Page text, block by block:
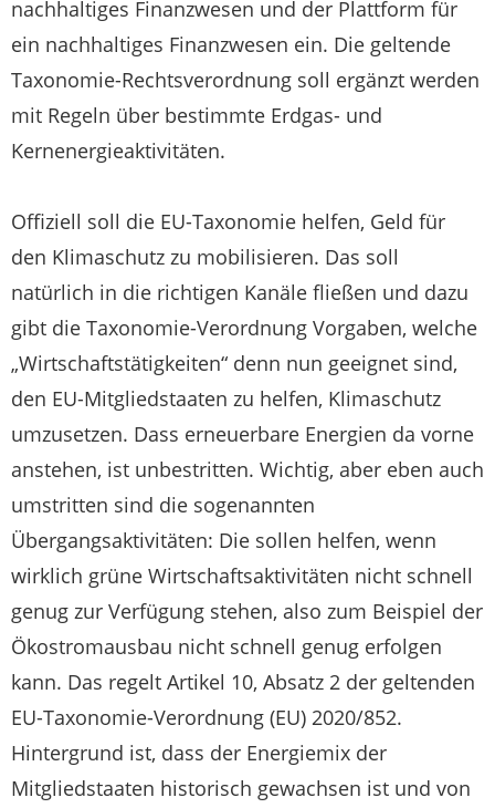
nachhaltiges Finanzwesen und der Plattform für
ein nachhaltiges Finanzwesen ein. Die geltende
Taxonomie-Rechtsverordnung soll ergänzt werden
mit Regeln über bestimmte Erdgas- und
Kernenergieaktivitäten.
Offiziell soll die EU-Taxonomie helfen, Geld für
den Klimaschutz zu mobilisieren. Das soll
natürlich in die richtigen Kanäle fließen und dazu
gibt die Taxonomie-Verordnung Vorgaben, welche
„Wirtschaftstätigkeiten“ denn nun geeignet sind,
den EU-Mitgliedstaaten zu helfen, Klimaschutz
umzusetzen. Dass erneuerbare Energien da vorne
anstehen, ist unbestritten. Wichtig, aber eben auch
umstritten sind die sogenannten
Übergangsaktivitäten: Die sollen helfen, wenn
wirklich grüne Wirtschaftsaktivitäten nicht schnell
genug zur Verfügung stehen, also zum Beispiel der
Ökostromausbau nicht schnell genug erfolgen
kann. Das regelt Artikel 10, Absatz 2 der geltenden
EU-Taxonomie-Verordnung (EU) 2020/852.
Hintergrund ist, dass der Energiemix der
Mitgliedstaaten historisch gewachsen ist und von